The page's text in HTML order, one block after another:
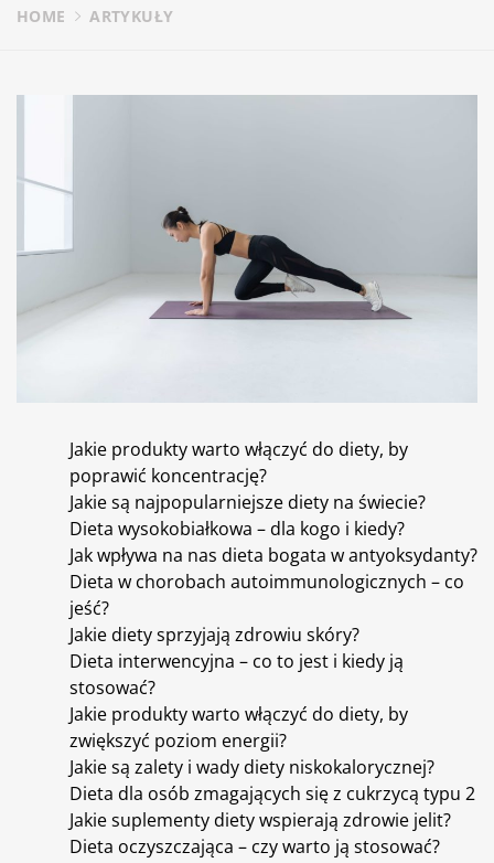
HOME ARTYKUŁY
Jakie produkty warto włączyć do diety, by
poprawić koncentrację?
Jakie są najpopularniejsze diety na świecie?
Dieta wysokobiałkowa – dla kogo i kiedy?
Jak wpływa na nas dieta bogata w antyoksydanty?
Dieta w chorobach autoimmunologicznych – co
jeść?
Jakie diety sprzyjają zdrowiu skóry?
Dieta interwencyjna – co to jest i kiedy ją
stosować?
Jakie produkty warto włączyć do diety, by
zwiększyć poziom energii?
Jakie są zalety i wady diety niskokalorycznej?
Dieta dla osób zmagających się z cukrzycą typu 2
Jakie suplementy diety wspierają zdrowie jelit?
Dieta oczyszczająca – czy warto ją stosować?